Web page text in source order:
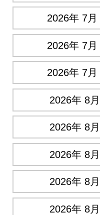
2026年 7
2026年 7
2026年 7
2026年 8
2026年 8
2026年 8
2026年 8
2026年 8